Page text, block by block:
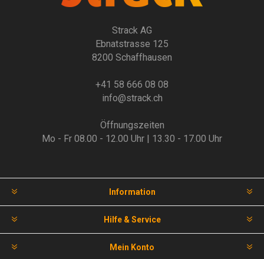
Strack AG
Ebnatstrasse 125
8200 Schaffhausen
+41 58 666 08 08
info@strack.ch
Öffnungszeiten
Mo - Fr 08.00 - 12.00 Uhr | 13.30 - 17.00 Uhr
Information
Hilfe & Service
Mein Konto